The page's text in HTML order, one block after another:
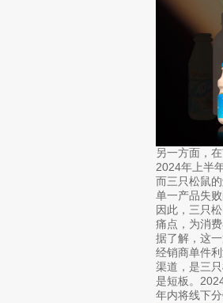
另一方面，
2024年上半
而三只松鼠
单一产品失
因此，三只
痛点，为消费
据了解，这
经销商单件
渠道，是三
是短板。
年内将线下